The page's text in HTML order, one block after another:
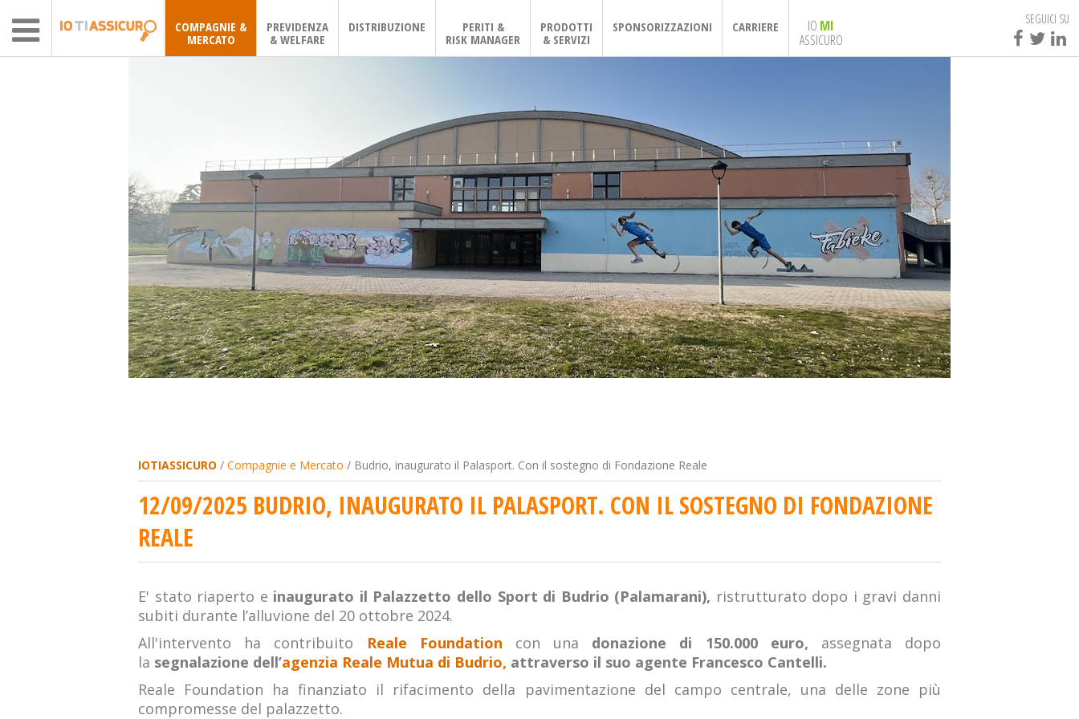
COMPAGNIE &
MERCATO
PREVIDENZA
& WELFARE
DISTRIBUZIONE
PERITI &
RISK MANAGER
PRODOTTI
& SERVIZI
SPONSORIZZAZIONI CARRIERE IO MI
ASSICURO
SEGUICI SU
IOTIASSICURO / Compagnie e Mercato / Budrio, inaugurato il Palasport. Con il sostegno di Fondazione Reale
12/09/2025 BUDRIO, INAUGURATO IL PALASPORT. CON IL SOSTEGNO DI FONDAZIONE
REALE
E' stato riaperto e inaugurato il Palazzetto dello Sport di Budrio (Palamarani), ristrutturato dopo i gravi danni
subiti durante l’alluvione del 20 ottobre 2024.
All'intervento ha contribuito
Reale Foundation con una donazione di 150.000 euro, assegnata dopo
la segnalazione dell’agenzia Reale Mutua di Budrio, attraverso il suo agente Francesco Cantelli.
Reale Foundation ha finanziato il rifacimento della pavimentazione del campo centrale, una delle zone più
compromesse del palazzetto.